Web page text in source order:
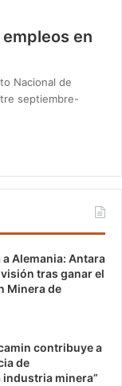
en
Nacional de
septiembre-
Alemania: Antara
tras ganar el
Minera de
contribuye a
de
minera”